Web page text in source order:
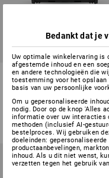
STRAUSSbox 215 midi Color
7 kleuren
v.a. € 44,65
(incl. BTW) v.a. 6 stuks
Bedankt dat je
Uw optimale winkelervaring is
afgestemde inhoud en een
en andere technologieën die
toestemming voor het opslaan
basis van uw persoonlijke
Om u gepersonaliseerde
nodig. Door op de knop 'Alles
informatie over uw interacties
methoden (inclusief AI-
bestelproces. Wij gebruiken
doeleinden:
productaanbevelingen,
inhoud. Als u dit niet wenst,
verzetten tegen het gebruik